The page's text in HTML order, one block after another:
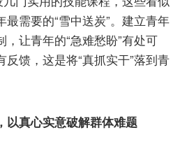
需要的“雪中送炭”。建立青年
让青年的“急难愁盼”有处可
馈，这是将“真抓实干”落到青
以真心实意破解群体难题